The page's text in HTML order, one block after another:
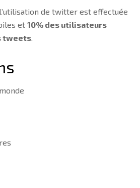
de twitter est effectuée
et 10% des utilisateurs
tweets.